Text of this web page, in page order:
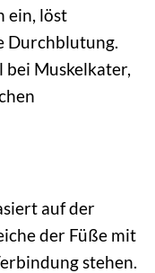
ein, löst
Durchblutung.
bei Muskelkater,
auf der
der Füße mit
stehen.